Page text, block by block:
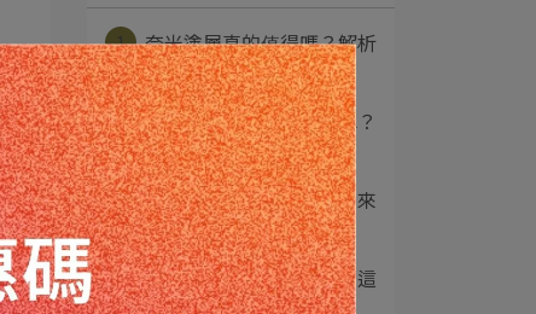
1 奈米塗層真的值得嗎？解析
車漆保養最夯技術⋯
2 精油讓愛車變亮還是毀車？
車體美容的
3 汽車美容的演變史！百年來
車主們如何讓愛車⋯
4 無棚車位雨季生存指南！這
樣保養，愛車不再⋯